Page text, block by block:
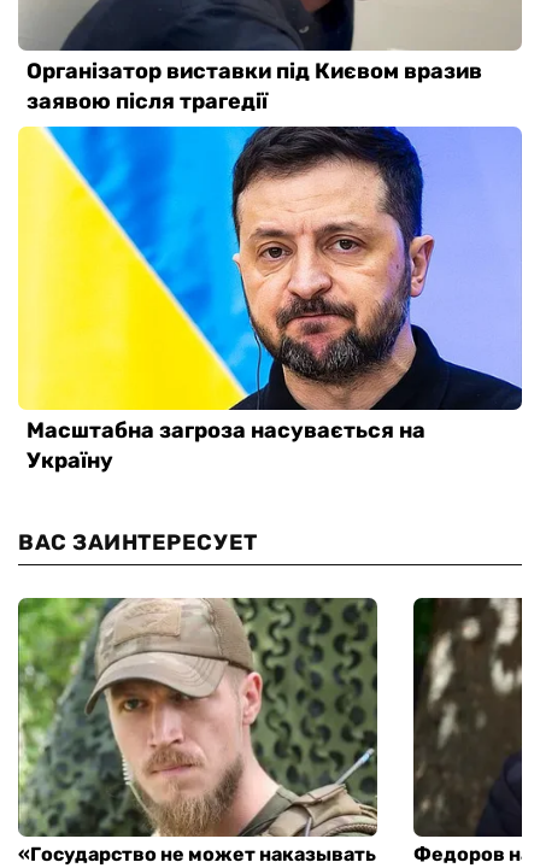
ВАС ЗАИНТЕРЕСУЕТ
«Государство не может наказывать
Федоров